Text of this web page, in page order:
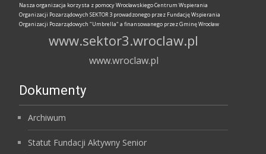
Nasza organizacja korzysta z pomocy Wrocławskiego Centrum Wspierania
Organizacji Pozarządowych SEKTOR 3 prowadzonego przez Fundację Wspierania
Organizacji Pozarządowych "Umbrella" a finansowanego przez Gminę Wrocław
www.sektor3.wroclaw.pl
www.wroclaw.pl
Dokumenty
Archiwum
Statut Fundacji Aktywny Senior